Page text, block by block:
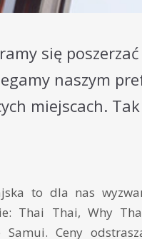
się
naszym
miejscach.
to dla nas
Thai Thai, Why
Samui. Ceny